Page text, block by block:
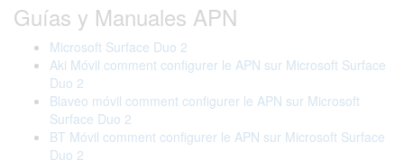
Guías y Manuales APN
Microsoft Surface Duo 2
Aki Móvil comment configurer le APN sur Microsoft Surface
Duo 2
Blaveo móvil comment configurer le APN sur Microsoft
Surface Duo 2
BT Móvil comment configurer le APN sur Microsoft Surface
Duo 2